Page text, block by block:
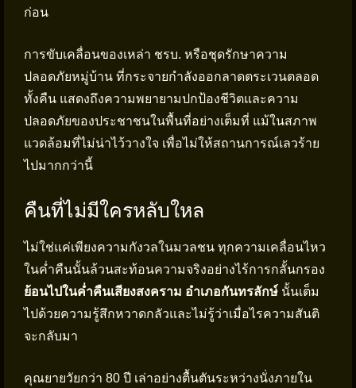
ก่อน
การขับเคลื่อนของเหล่า ชรบ. หรือชุดรักษาความ
ปลอดภัยหมู่บ้าน ที่กระจายกำลังออกลาดตระเวนตลอด
ทั้งคืน แสดงถึงความพยายามปกป้องชีวิตและความ
ปลอดภัยของประชาชนในพื้นที่อย่างเต็มที่ แม้ในสภาพ
แวดล้อมที่ไม่น่าไว้วางใจ เพื่อไม่ให้สถานการณ์เลวร้าย
ไปมากกว่านี้
คืนที่ไม่มีใครหลับใหล
ไม่ใช่แค่เพียงความกังวลในมวลชน ทุกความเคลื่อนไหว
ในค่ำคืนนั้นล้วนสะท้อนความจริงอย่างไร้การกลั้นกรอง
ย้อนไปในค่ำคืนเสียงสงคราม อำเภอกันทรลักษ์ นั้นเต็ม
ไปด้วยความรู้สึกหวาดกลัวและไม่รู้ว่าเมื่อไรความสันติ
จะกลับมา
คุณยายวัยกว่า 80 ปี เล่าอย่างตื้นตันระหว่างนั่งภายใน